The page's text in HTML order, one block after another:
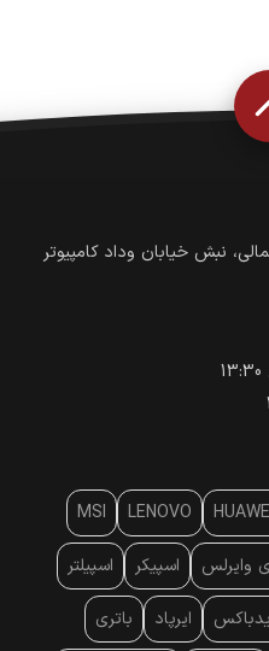
نبش خیابان وداد کامپیوتر
LENOVO
MSI
وایرلس اسپیکر اسپیلتر
ایرپاد باتری